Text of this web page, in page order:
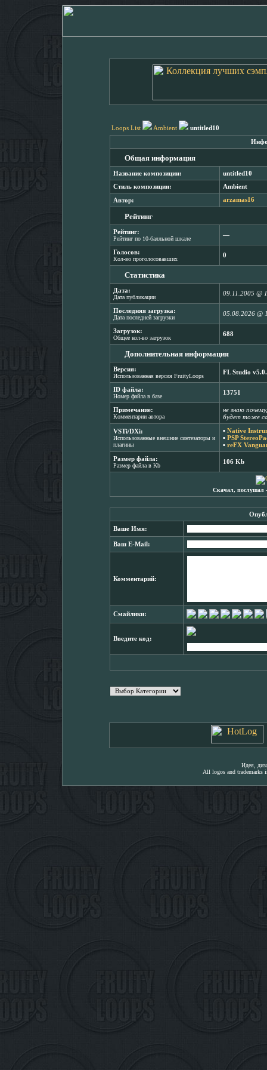
Loops List Ambient untitled10
Общая информация
Название композиции: untitled10
Стиль композиции: Ambient
Автор: arzamas16
Рейтинг
Рейтинг:
Рейтинг по 10-балльной шкале
―
Голосов:
Кол-во проголосовавших
0
Статистика
Дата:
Дата публикации
09.11.2005 @
Последняя загрузка:
Дата последней загрузки
05.08.2026 @
Загрузок:
Общее кол-во загрузок
688
Дополнительная информация
Версия:
Использованная версия FruityLoops
FL Studio
ID файла:
Номер файла в базе
13751
Примечание:
Комментарии автора
не знаю
будет тоже
VSTi/DXi:
Использованные внешние синтезаторы и
плагины
▪ Native
▪ PSP
▪ reFX
Размер файла:
Размер файла в Kb
106 Kb
Скачал, послушал
Ваше Имя:
Ваш E-Mail:
Комментарий:
Смайлики:
Введите код:
Идея,
All logos and trademarks